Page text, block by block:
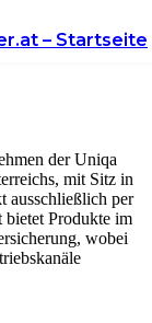
– Startseite
der Uniqa
mit Sitz in
ausschließlich per
Produkte im
wobei